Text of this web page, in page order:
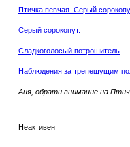
Птичка певчая. Серый
Серый сорокопут.
Сладкоголосый потрошитель
Наблюдения за трепещущим
Аня, обрати внимание на
Неактивен